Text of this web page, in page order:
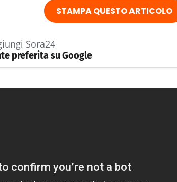
STAMPA QUESTO ARTICOLO
Sora24
preferita su Google